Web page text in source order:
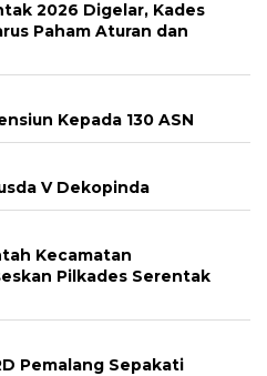
2026 Digelar, Kades
Paham Aturan dan
Kepada 130 ASN
V Dekopinda
Kecamatan
Pilkades Serentak
Pemalang Sepakati